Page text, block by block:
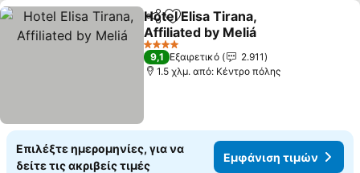
Κοινοποίηση
Προσθήκη στα αγαπημένα
Hotel Elisa Tirana,
Affiliated by Meliá
4 Αστέρια
9,1 Εξαιρετικό
2.911
1.5 χλμ. από: Κέντρο πόλης
Επιλέξτε ημερομηνίες, για να
δείτε τις ακριβείς τιμές
Εμφάνιση τιμών